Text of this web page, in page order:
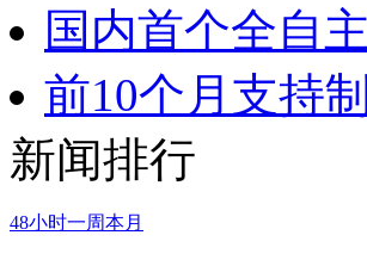
国内首个全自
前10个月支持
新闻排行
48小时一周本月